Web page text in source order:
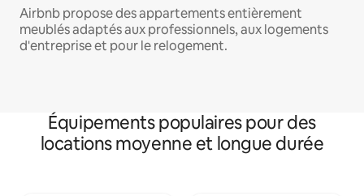
Airbnb propose des appartements entièrement
meublés adaptés aux professionnels, aux logements
d'entreprise et pour le relogement.
Équipements populaires pour des
locations moyenne et longue durée